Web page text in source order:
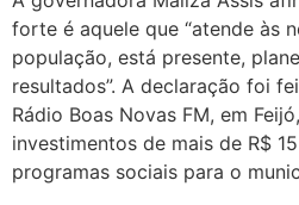
forte é aquele que “atende às
população, está presente,
resultados”. A declaração foi
Rádio Boas Novas FM, em
investimentos de mais de R$
programas sociais para o